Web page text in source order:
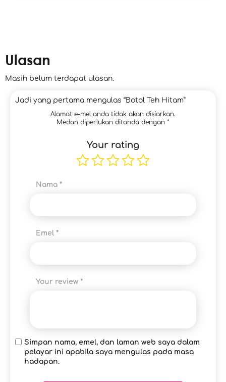
Ulasan
Masih belum terdapat ulasan.
Jadi yang pertama mengulas “Botol Teh Hitam”
Alamat e-mel anda tidak akan disiarkan.
Medan diperlukan ditanda dengan *
Your rating
Your review *
Nama *
Emel *
Simpan nama, emel, dan laman web saya dalam
pelayar ini apabila saya mengulas pada masa
hadapan.